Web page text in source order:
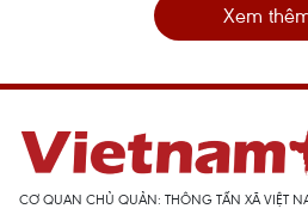
Xem
CƠ QUAN CHỦ QUẢN: THÔNG TẤN XÃ VIỆT